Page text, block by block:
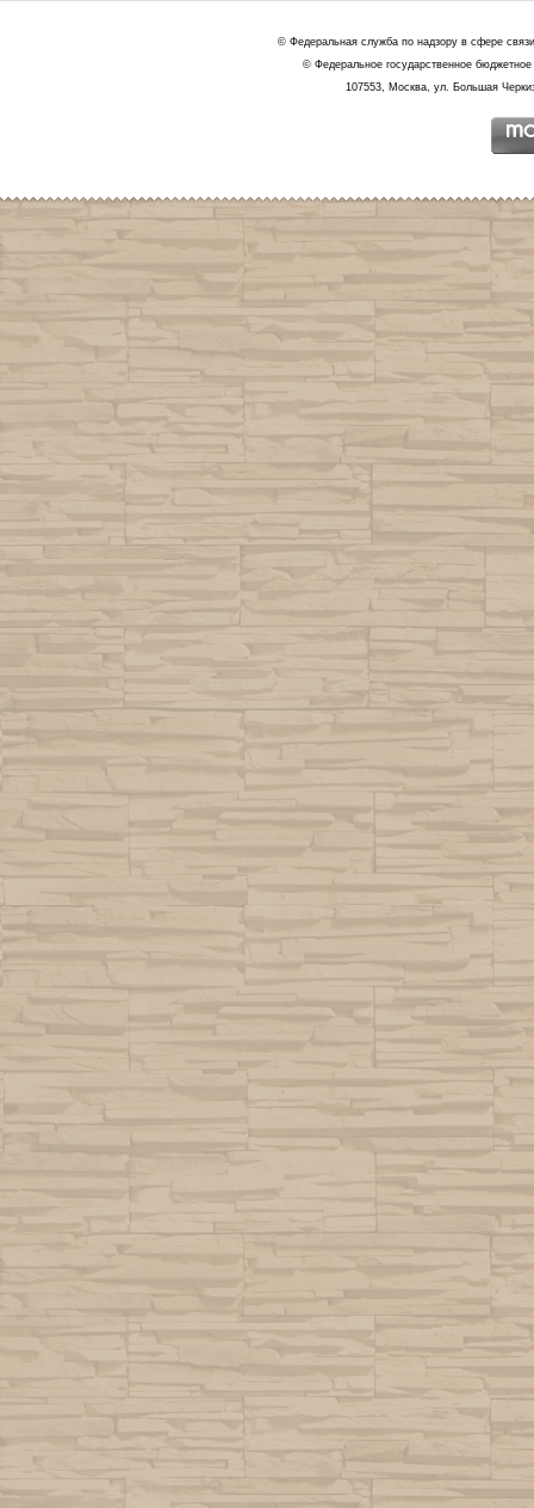
© Федеральная служба по надзору в сфере
© Федеральное государственное
107553, Москва, ул. Большая